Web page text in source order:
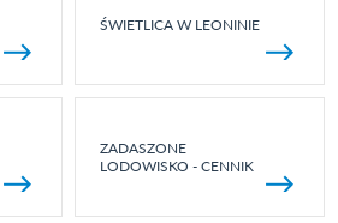
ŚWIETLICA W LEONINIE
ZADASZONE
LODOWISKO - CENNIK